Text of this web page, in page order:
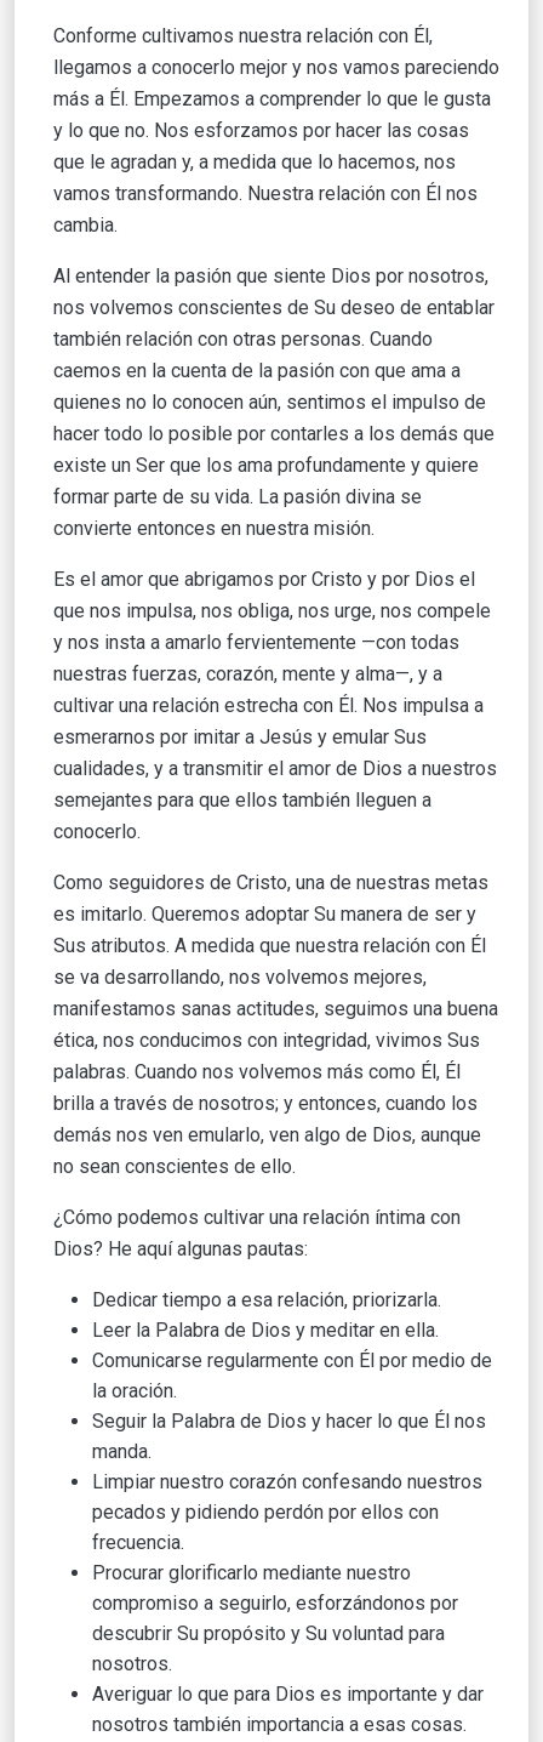
Conforme cultivamos nuestra relación con Él,
llegamos a conocerlo mejor y nos vamos pareciendo
más a Él. Empezamos a comprender lo que le gusta
y lo que no. Nos esforzamos por hacer las cosas
que le agradan y, a medida que lo hacemos, nos
vamos transformando. Nuestra relación con Él nos
cambia.
Al entender la pasión que siente Dios por nosotros,
nos volvemos conscientes de Su deseo de entablar
también relación con otras personas. Cuando
caemos en la cuenta de la pasión con que ama a
quienes no lo conocen aún, sentimos el impulso de
hacer todo lo posible por contarles a los demás que
existe un Ser que los ama profundamente y quiere
formar parte de su vida. La pasión divina se
convierte entonces en nuestra misión.
Es el amor que abrigamos por Cristo y por Dios el
que nos impulsa, nos obliga, nos urge, nos compele
y nos insta a amarlo fervientemente —con todas
nuestras fuerzas, corazón, mente y alma—, y a
cultivar una relación estrecha con Él. Nos impulsa a
esmerarnos por imitar a Jesús y emular Sus
cualidades, y a transmitir el amor de Dios a nuestros
semejantes para que ellos también lleguen a
conocerlo.
Como seguidores de Cristo, una de nuestras metas
es imitarlo. Queremos adoptar Su manera de ser y
Sus atributos. A medida que nuestra relación con Él
se va desarrollando, nos volvemos mejores,
manifestamos sanas actitudes, seguimos una buena
ética, nos conducimos con integridad, vivimos Sus
palabras. Cuando nos volvemos más como Él, Él
brilla a través de nosotros; y entonces, cuando los
demás nos ven emularlo, ven algo de Dios, aunque
no sean conscientes de ello.
¿Cómo podemos cultivar una relación íntima con
Dios? He aquí algunas pautas:
Dedicar tiempo a esa relación, priorizarla.
Leer la Palabra de Dios y meditar en ella.
Comunicarse regularmente con Él por medio de
la oración.
Seguir la Palabra de Dios y hacer lo que Él nos
manda.
Limpiar nuestro corazón confesando nuestros
pecados y pidiendo perdón por ellos con
frecuencia.
Procurar glorificarlo mediante nuestro
compromiso a seguirlo, esforzándonos por
descubrir Su propósito y Su voluntad para
nosotros.
Averiguar lo que para Dios es importante y dar
nosotros también importancia a esas cosas.